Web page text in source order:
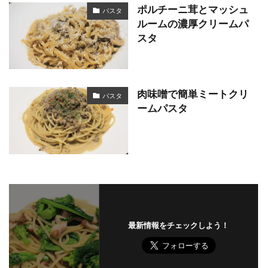
パスタ
ポルチーニ茸とマッシュ
ルームの濃厚クリームパ
スタ
パスタ
肉味噌で簡単ミートクリ
ームパスタ
最新情報をチェックしよう！